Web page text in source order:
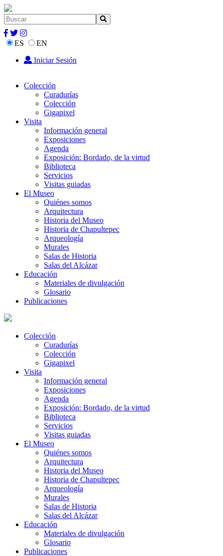
ES
EN
Iniciar Sesión
Colección
Curadurías
Colección
Gigapixel
Visita
Información general
Exposiciones
Agenda
Exposición: Bordado, de la virtud
Biblioteca
Servicios
Visitas guiadas
El Museo
Quiénes somos
Arquitectura
Historia del Museo
Historia de Chapultepec
Arqueología
Murales
Salas de Historia
Salas del Alcázar
Educación
Materiales de divulgación
Glosario
Publicaciones
Colección
Curadurías
Colección
Gigapixel
Visita
Información general
Exposiciones
Agenda
Exposición: Bordado, de la virtud
Biblioteca
Servicios
Visitas guiadas
El Museo
Quiénes somos
Arquitectura
Historia del Museo
Historia de Chapultepec
Arqueología
Murales
Salas de Historia
Salas del Alcázar
Educación
Materiales de divulgación
Glosario
Publicaciones